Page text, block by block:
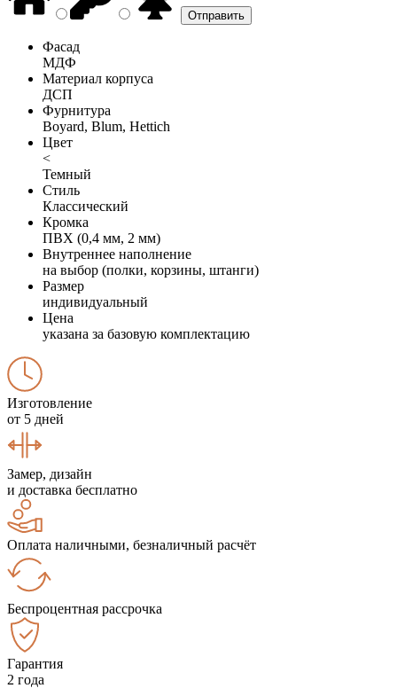
Фасад
МДФ
Материал корпуса
ДСП
Фурнитура
Boyard, Blum, Hettich
Цвет
<
Темный
Стиль
Классический
Кромка
ПВХ (0,4 мм, 2 мм)
Внутреннее наполнение
на выбор (полки, корзины, штанги)
Размер
индивидуальный
Цена
указана за базовую комплектацию
Изготовление
от 5 дней
Замер, дизайн
и доставка бесплатно
Оплата наличными, безналичный расчёт
Беспроцентная рассрочка
Гарантия
2 года